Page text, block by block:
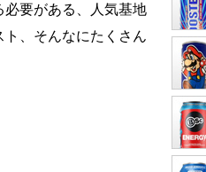
要がある、人気基地
、そんなにたくさん